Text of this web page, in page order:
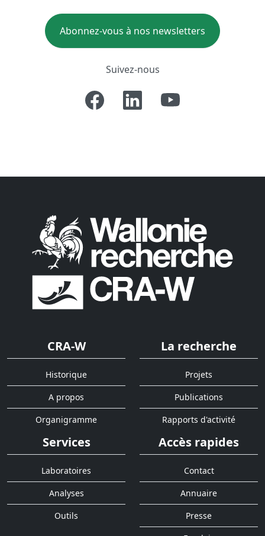
Abonnez-vous à nos newsletters
Suivez-nous
CRA-W
Historique
A propos
Organigramme
La recherche
Projets
Publications
Rapports d'activité
Services
Laboratoires
Analyses
Outils
Accès rapides
Contact
Annuaire
Presse